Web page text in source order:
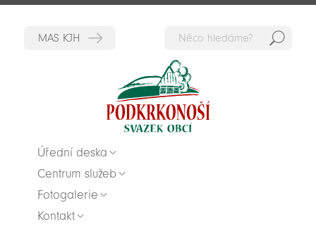
Úřední deska
Centrum služeb
Fotogalerie
Kontakt